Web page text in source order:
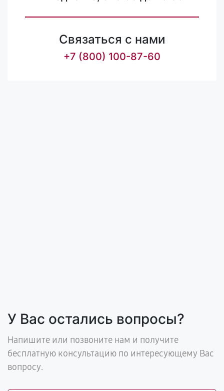
Связаться с нами
+7 (800) 100-87-60
У Вас остались вопросы?
Напишите или позвоните нам и получите
бесплатную консультацию по интересующему Вас
вопросу.